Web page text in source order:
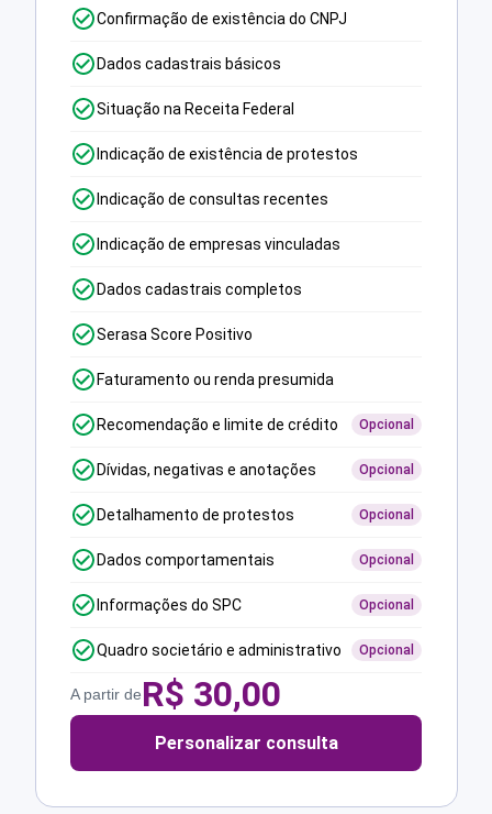
Confirmação de existência do CNPJ
Dados cadastrais básicos
Situação na Receita Federal
Indicação de existência de protestos
Indicação de consultas recentes
Indicação de empresas vinculadas
Dados cadastrais completos
Serasa Score Positivo
Faturamento ou renda presumida
Recomendação e limite de crédito Opcional
Dívidas, negativas e anotações Opcional
Detalhamento de protestos Opcional
Dados comportamentais Opcional
Informações do SPC Opcional
Quadro societário e administrativo Opcional
A partir deR$ 30,00
Personalizar consulta